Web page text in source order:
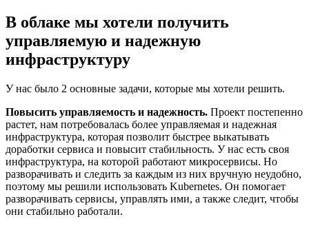
В облаке мы хотели получить
управляемую и надежную
инфраструктуру
У нас было 2 основные задачи, которые мы хотели решить.
Повысить управляемость и надежность. Проект постепенно
растет, нам потребовалась более управляемая и надежная
инфраструктура, которая позволит быстрее выкатывать
доработки сервиса и повысит стабильность. У нас есть своя
инфраструктура, на которой работают микросервисы. Но
разворачивать и следить за каждым из них вручную неудобно,
поэтому мы решили использовать Kubernetes. Он помогает
разворачивать сервисы, управлять ими, а также следит, чтобы
они стабильно работали.